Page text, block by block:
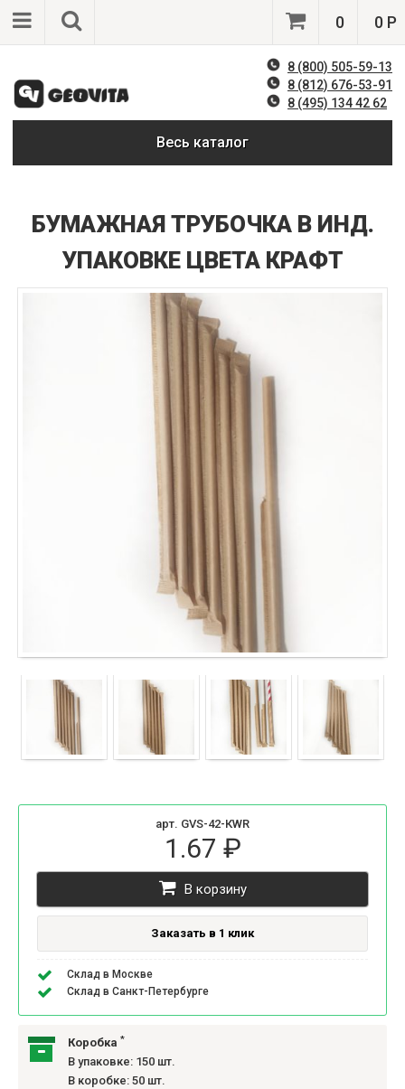
0 0 Р
8 (800) 505-59-13
8 (812) 676-53-91
8 (495) 134 42 62
Весь каталог
БУМАЖНАЯ ТРУБОЧКА В ИНД.
УПАКОВКЕ ЦВЕТА КРАФТ
арт. GVS-42-КWR
1.67 ₽
В корзину
Заказать в 1 клик
Склад в Москве
Склад в Санкт-Петербурге
Коробка *
В упаковке: 150 шт.
В коробке: 50 шт.